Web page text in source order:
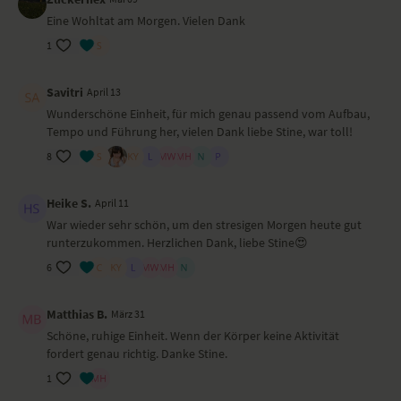
Besondere Yoga-Übungen (Asanas)
Sitzend Schultern entspannen
Sitzend, absenken und hochkommen (Bauch)
Herabschauender Hund
Chaturanga
Kobra
Liegend in Bauchlage, Arme und Beine vom Boden abheben
Ausfallschritt mit Vorbeuge
Ausfallschritt mit abgesetztem Knie mit gehobenen Armen
Ausfallschritt mit seitlicher Dehnung
Hocke
Dynamische Brücke
Liegend seitliche Dehnung
Savasana
Wirkung und Vorteile der Yoga-Übungs-Sequenz
Eine Wohltat am Morgen. Vielen Dank
1
Savitri April 13
Wunderschöne Einheit, für mich genau passend vom Aufbau,
Tempo und Führung her, vielen Dank liebe Stine, war toll!
8
Heike S. April 11
War wieder sehr schön, um den stresigen Morgen heute gut
runterzukommen. Herzlichen Dank, liebe Stine😍
6
Matthias B. März 31
Schöne, ruhige Einheit. Wenn der Körper keine Aktivität
fordert genau richtig. Danke Stine.
1